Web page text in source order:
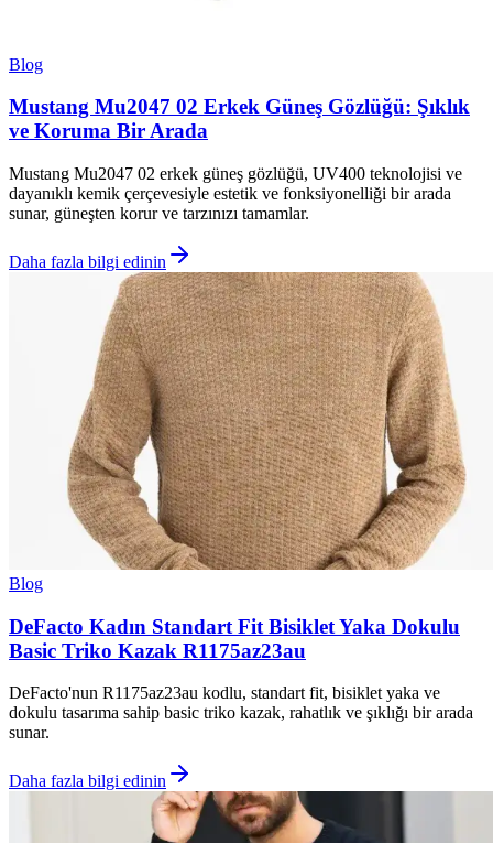
Blog
Mustang Mu2047 02 Erkek Güneş Gözlüğü: Şıklık
ve Koruma Bir Arada
Mustang Mu2047 02 erkek güneş gözlüğü, UV400 teknolojisi ve
dayanıklı kemik çerçevesiyle estetik ve fonksiyonelliği bir arada
sunar, güneşten korur ve tarzınızı tamamlar.
Daha fazla bilgi edinin
Blog
DeFacto Kadın Standart Fit Bisiklet Yaka Dokulu
Basic Triko Kazak R1175az23au
DeFacto'nun R1175az23au kodlu, standart fit, bisiklet yaka ve
dokulu tasarıma sahip basic triko kazak, rahatlık ve şıklığı bir arada
sunar.
Daha fazla bilgi edinin